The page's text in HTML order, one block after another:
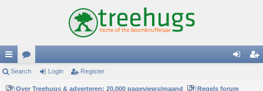
ui
ck
or
u in
Search Login Register
Over Treehugs & adverteren: 20.000 pageviews/maand
Regels forum